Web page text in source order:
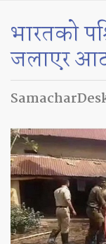
भारतको
जलाएर